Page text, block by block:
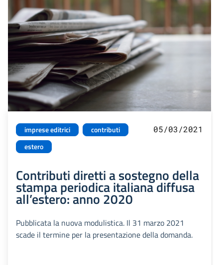
imprese editrici
contributi
estero
05/03/2021
Contributi diretti a sostegno della
stampa periodica italiana diffusa
all’estero: anno 2020
Pubblicata la nuova modulistica. Il 31 marzo 2021
scade il termine per la presentazione della domanda.